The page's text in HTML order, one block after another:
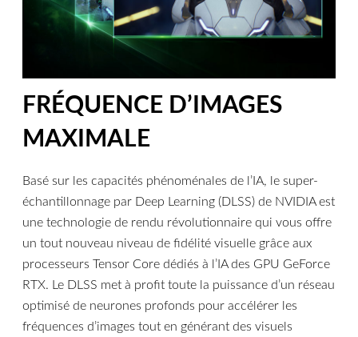
FRÉQUENCE D’IMAGES
MAXIMALE
Basé sur les capacités phénoménales de l’IA, le super-
échantillonnage par Deep Learning (DLSS) de NVIDIA est
une technologie de rendu révolutionnaire qui vous offre
un tout nouveau niveau de fidélité visuelle grâce aux
processeurs Tensor Core dédiés à l’IA des GPU GeForce
RTX. Le DLSS met à profit toute la puissance d’un réseau
optimisé de neurones profonds pour accélérer les
fréquences d’images tout en générant des visuels